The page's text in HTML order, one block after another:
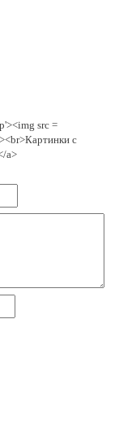
src =
с
a>